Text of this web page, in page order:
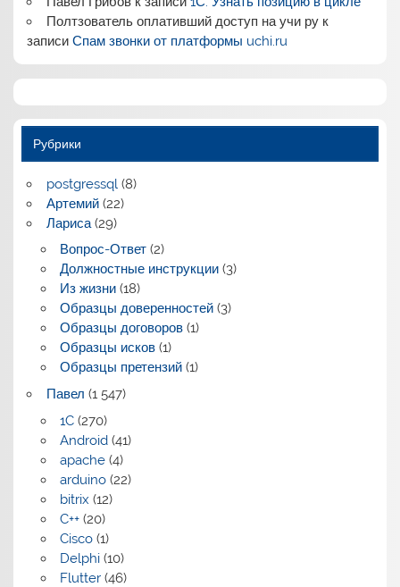
Полтзователь оплативший доступ на учи рук
записиСпам звонки от платформы uchi.ru
Рубрики
postgressql(8)
Артемий(22)
Лариса(29)
Вопрос-Ответ(2)
Должностные инструкции(3)
Из жизни(18)
Образцы доверенностей(3)
Образцы договоров(1)
Образцы исков(1)
Образцы претензий(1)
Павел (1 547)
1C(270)
Android(41)
apache(4)
arduino(22)
bitrix (12)
C++(20)
Cisco(1)
Delphi(10)
Flutter(46)